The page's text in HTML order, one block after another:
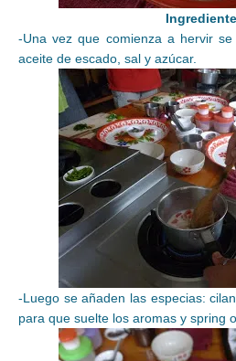
-Una vez que comienza a hervir
aceite de escado, sal y azúcar.
-Luego se añaden las especias:
para que suelte los aromas y spring